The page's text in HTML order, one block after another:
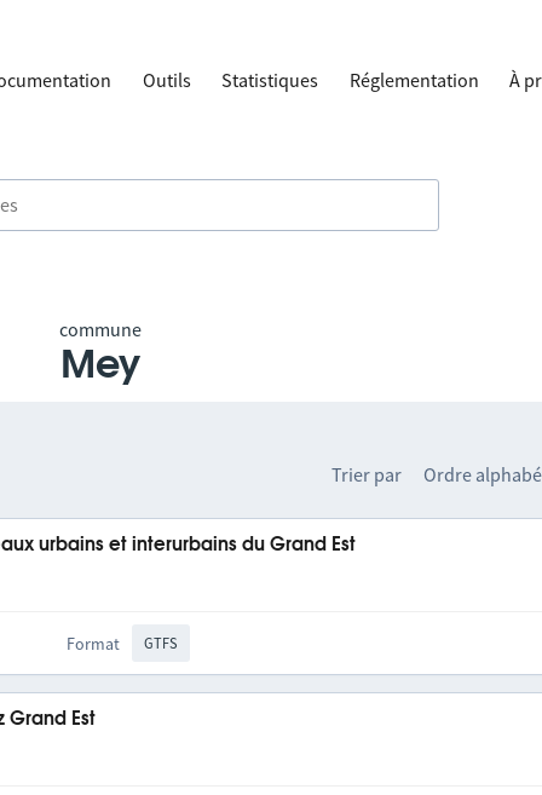
Outils Statistiques Réglementation À
commune
Mey
Trier par Ordre
urbains et interurbains du Grand Est
Format GTFS
Grand Est